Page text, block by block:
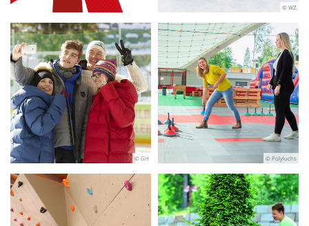
© WZ
© GH © Polyluchs